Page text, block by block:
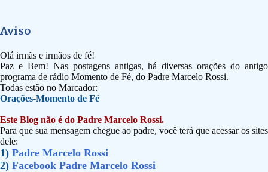
Aviso
Olá irmãs e irmãos de fé!
Paz e Bem! Nas postagens antigas, há diversas orações do antigo
programa de rádio Momento de Fé, do Padre Marcelo Rossi.
Todas estão no Marcador:
Orações-Momento de Fé
Este Blog não é do Padre Marcelo Rossi.
Para que sua mensagem chegue ao padre, você terá que acessar os sites
dele:
1) Padre Marcelo Rossi
2) Facebook Padre Marcelo Rossi